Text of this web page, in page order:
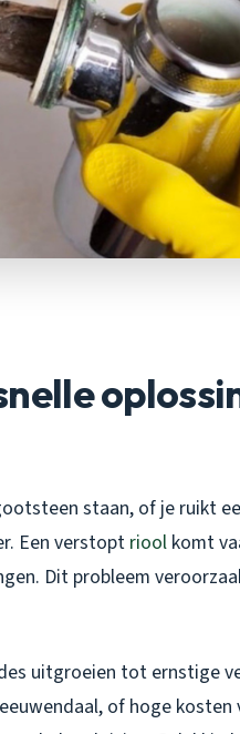
staan, of je ruikt
Een verstopt riool komt
Dit probleem
uitgroeien tot ernstige
of hoge kosten